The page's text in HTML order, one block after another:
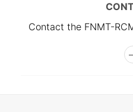
Contact the FNMT-